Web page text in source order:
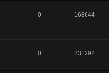
0 168644
0 231292